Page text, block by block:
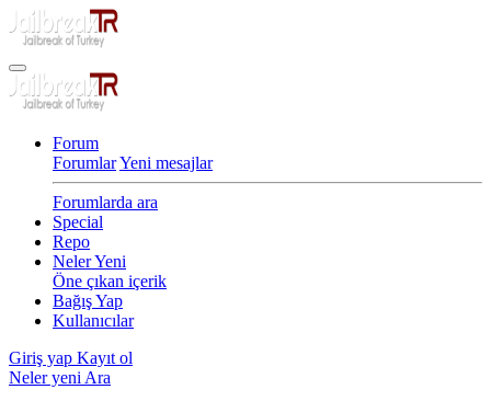
Forum
ForumlarYeni mesajlar
Forumlarda ara
Special
Repo
Neler Yeni
Öne çıkan içerik
Bağış Yap
Kullanıcılar
Giriş yap Kayıt ol
Neler yeni Ara